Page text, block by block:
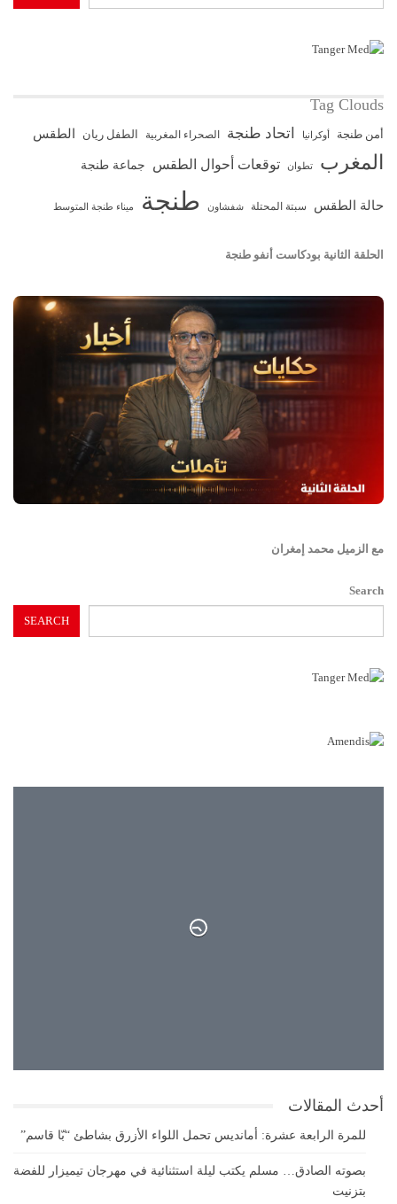
Tag Clouds
أمن طنجة أوكرانيا اتحاد طنجة الصحراء المغربية الطفل ريان الطقس
المغرب تطوان توقعات أحوال الطقس جماعة طنجة
حالة الطقس سبتة المحتلة شفشاون طنجة ميناء طنجة المتوسط
الحلقة الثانية بودكاست أنفو طنجة
مع الزميل محمد إمغران
Search
SEARCH
أحدث المقالات
للمرة الرابعة عشرة: أمانديس تحمل اللواء الأزرق بشاطئ “بّا قاسم”
بصوته الصادق… مسلم يكتب ليلة استثنائية في مهرجان تيميزار للفضة
بتزنيت